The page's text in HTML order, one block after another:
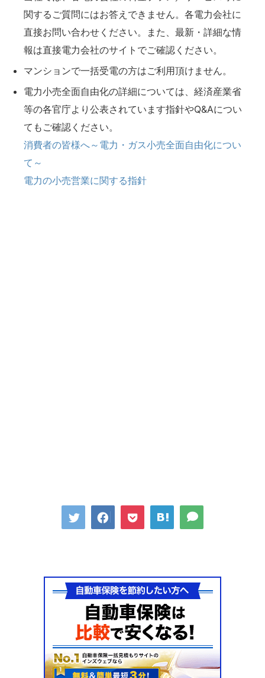
関するご質問にはお答えできません。各電力会社に
直接お問い合わせください。また、最新・詳細な情
報は直接電力会社のサイトでご確認ください。
マンションで一括受電の方はご利用頂けません。
電力小売全面自由化の詳細については、経済産業省
等の各官庁より公表されています指針やQ&Aについ
てもご確認ください。
消費者の皆様へ～電力・ガス小売全面自由化につい
て～
電力の小売営業に関する指針